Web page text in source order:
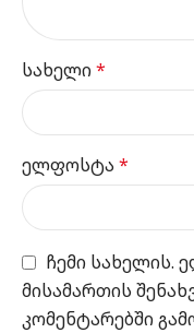
სახელი*
ელფოსტა *
ჩემი სახელის.
მისამართის
კომენტარებში